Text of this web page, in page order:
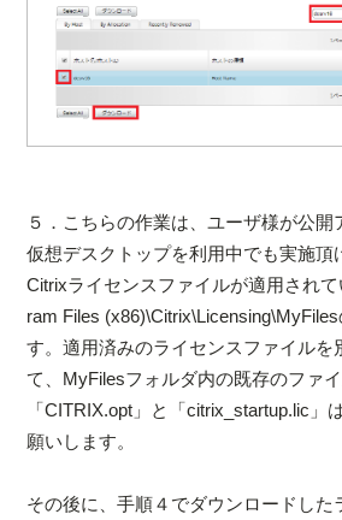
５．こちらの作業は、ユーザ様が公
仮想デスクトップを利用中でも実施頂
Citrixライセンスファイルが適用され
ram Files
す。適用済みのライセンスファイルを
て、MyFilesフォルダ内の既存のファ
「CITRIX.opt」と「citrix_startup.lic」
願いします。
その後に、手順４でダウンロードした